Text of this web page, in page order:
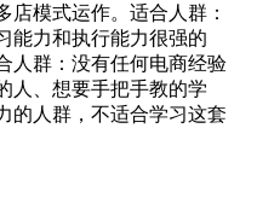
店模式运作。适合人群：
能力和执行能力很强的
人群：没有任何电商经验
人、想要手把手教的学
的人群，不适合学习这套